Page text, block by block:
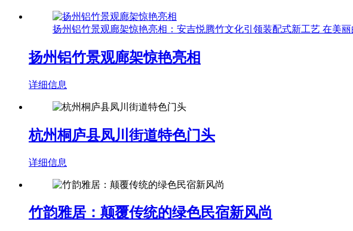
扬州铝竹景观廊架惊艳亮相：安吉悦腾竹文化引领装配式新工艺 在美
扬州铝竹景观廊架惊艳亮相
详细信息
杭州桐庐县凤川街道特色门头
详细信息
竹韵雅居：颠覆传统的绿色民宿新风尚